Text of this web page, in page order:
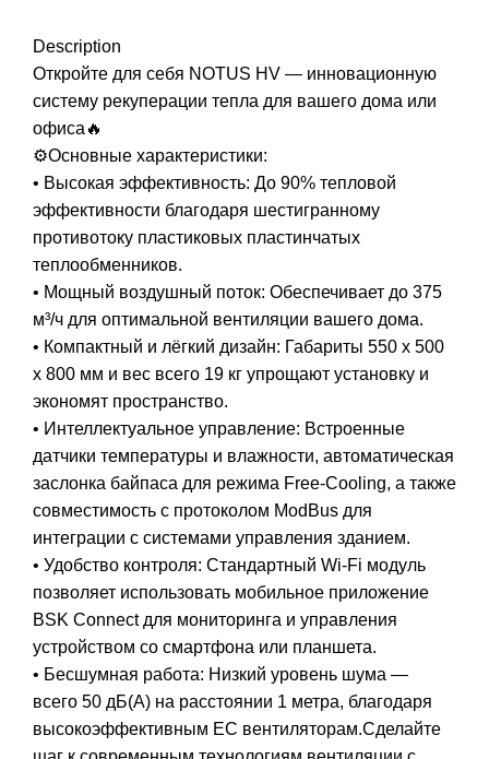
Description
Откройте для себя NOTUS HV — инновационную
систему рекуперации тепла для вашего дома или
офиса🔥
⚙️Основные характеристики:
• Высокая эффективность: До 90% тепловой
эффективности благодаря шестигранному
противотоку пластиковых пластинчатых
теплообменников.
• Мощный воздушный поток: Обеспечивает до 375
м³/ч для оптимальной вентиляции вашего дома.
• Компактный и лёгкий дизайн: Габариты 550 x 500
x 800 мм и вес всего 19 кг упрощают установку и
экономят пространство.
• Интеллектуальное управление: Встроенные
датчики температуры и влажности, автоматическая
заслонка байпаса для режима Free-Cooling, а также
совместимость с протоколом ModBus для
интеграции с системами управления зданием.
• Удобство контроля: Стандартный Wi-Fi модуль
позволяет использовать мобильное приложение
BSK Connect для мониторинга и управления
устройством со смартфона или планшета.
• Бесшумная работа: Низкий уровень шума —
всего 50 дБ(A) на расстоянии 1 метра, благодаря
высокоэффективным EC вентиляторам.Сделайте